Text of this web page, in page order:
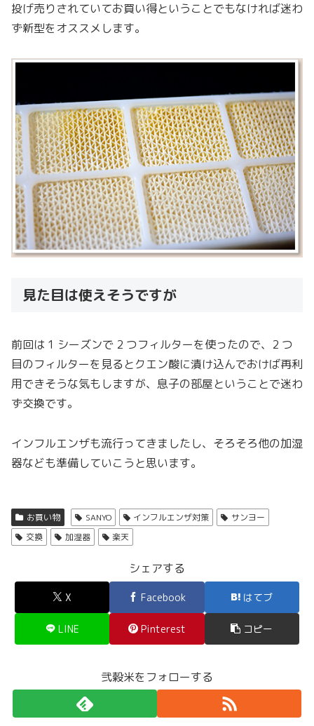
投げ売りされていてお買い得ということでもなければ迷わ
ず新型をオススメします。
見た目は使えそうですが
前回は 1 シーズンで 2 つフィルターを使ったので、2 つ
目のフィルターを見るとクエン酸に漬け込んでおけば再利
用できそうな気もしますが、息子の部屋ということで迷わ
ず交換です。
インフルエンザも流行ってきましたし、そろそろ他の加湿
器なども準備していこうと思います。
お買い物 SANYO インフルエンザ対策
サンヨー
交換
加湿器 楽天
シェアする
X Facebook はてブ
LINE Pinterest コピー
弐穀米をフォローする